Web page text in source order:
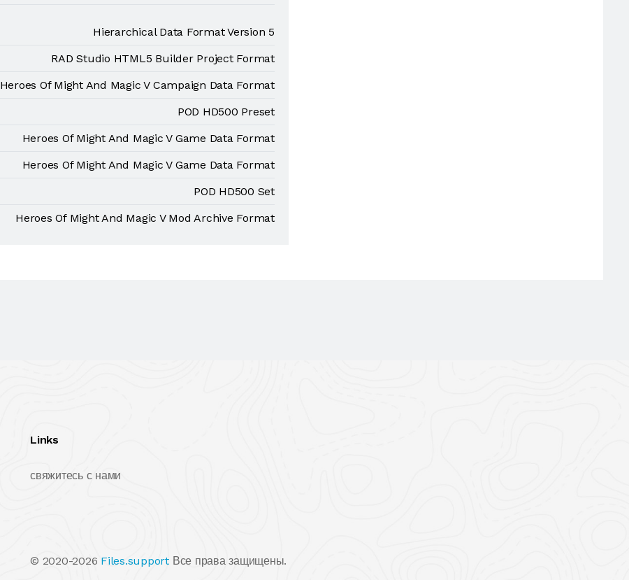
Hierarchical Data Format Version 5
RAD Studio HTML5 Builder Project Format
Heroes Of Might And Magic V Campaign Data Format
POD HD500 Preset
Heroes Of Might And Magic V Game Data Format
Heroes Of Might And Magic V Game Data Format
POD HD500 Set
Heroes Of Might And Magic V Mod Archive Format
Links
свяжитесь с нами
© 2020-2026 Files.support Все права защищены.